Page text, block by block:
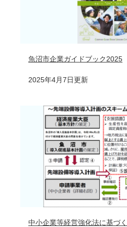
魚沼市企業ガイドブック2025
2025年4月7日更新
中小企業等経営強化法に基づ